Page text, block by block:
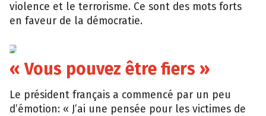
violence et le terrorisme. Ce sont des mots forts
en faveur de la démocratie.
EPA
« Vous pouvez être fiers »
Le président français a commencé par un peu
d’émotion: « J’ai une pensée pour les victimes de